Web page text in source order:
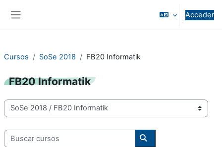
Acceder
Cursos SoSe 2018 FB20 Informatik
FB20 Informatik
Categorías
Buscar cursos